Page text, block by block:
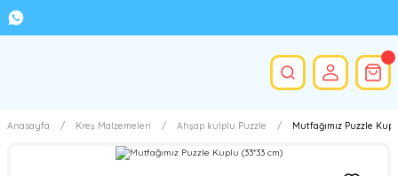
Anasayfa Kreş Malzemeleri Ahşap kulplu Puzzle Mutfağımız Puzzle